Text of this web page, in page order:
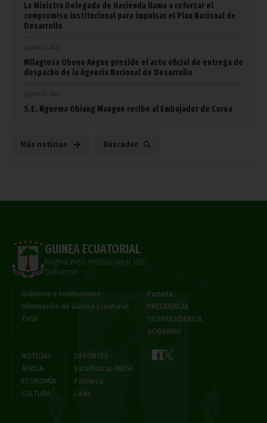
La Ministra Delegada de Hacienda llama a reforzar el
compromiso institucional para impulsar el Plan Nacional de
Desarrollo
agosto 07, 2026
Milagrosa Obono Angue preside el acto oficial de entrega de
despacho de la Agencia Nacional de Desarrollo
agosto 07, 2026
S.E. Nguema Obiang Mangue recibe al Embajador de Corea
Más noticias Búscador
GUINEA ECUATORIAL
Página Web Institucional del
Gobierno
Gobierno e Instituciones
Información de Guinea Ecuatorial
TVGE
Portada
PRESIDENCIA
VICEPRESIDENCIA
GOBIERNO
NOTICIAS
ÁFRICA
ECONOMÍA
CULTURA
DEPORTES
Estadísticas INEGE
Fototeca
Links